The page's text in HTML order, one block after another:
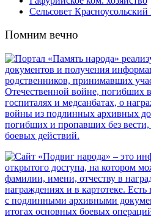
Сельсовет
Помним вечно